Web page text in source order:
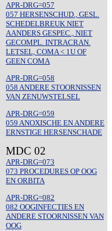
APR-DRG=057
057 HERSENSCHUD., GESL.
SCHEDELBREUK NIET
AANDERS GESPEC., NIET
GECOMPL. INTRACRAN.
LETSEL, COMA < 1U OF
GEEN COMA
APR-DRG=058
058 ANDERE STOORNISSEN
VAN ZENUWSTELSEL
APR-DRG=059
059 ANOXISCHE EN ANDERE
ERNSTIGE HERSENSCHADE
MDC 02
APR-DRG=073
073 PROCEDURES OP OOG
EN ORBITA
APR-DRG=082
082 OOGINFECTIES EN
ANDERE STOORNISSEN VAN
OOG